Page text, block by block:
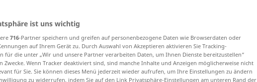
für "einmalig"
ist uns wichtig
716-Partner speichern und greifen auf personenbezogene Daten wie Browserdaten oder
auf Ihrem Gerät zu. Durch Auswahl von Akzeptieren aktivieren Sie Tracking-
für die unter „Wir und unsere Partner verarbeiten Daten, um Ihnen Dienste bereitzustellen“
Zwecke. Wenn Tracker deaktiviert sind, sind manche Inhalte und Anzeigen möglicherweise nicht
für Sie. Sie können dieses Menü jederzeit wieder aufrufen, um Ihre Einstellungen zu ändern
zu widerrufen, indem Sie auf den Link Privatsphäre-Einstellungen am unteren Rand der